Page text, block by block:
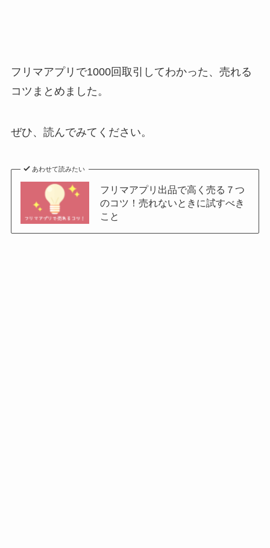
フリマアプリで1000回取引してわかった、売れる
コツまとめました。
ぜひ、読んでみてください。
あわせて読みたい
フリマアプリ出品で高く売る７つ
のコツ！売れないときに試すべき
こと